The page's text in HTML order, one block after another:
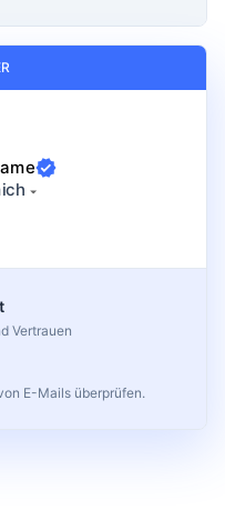
Vertrauen
E-Mails überprüfen.